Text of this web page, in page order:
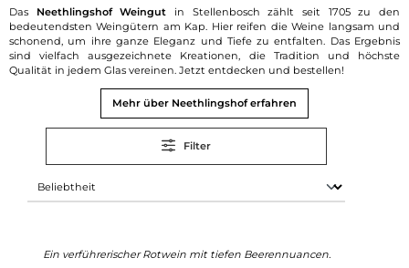
Das Neethlingshof Weingut in Stellenbosch zählt seit 1705 zu den
bedeutendsten Weingütern am Kap. Hier reifen die Weine langsam und
schonend, um ihre ganze Eleganz und Tiefe zu entfalten. Das Ergebnis
sind vielfach ausgezeichnete Kreationen, die Tradition und höchste
Qualität in jedem Glas vereinen. Jetzt entdecken und bestellen!
Mehr über Neethlingshof erfahren
Filter
Ein verführerischer Rotwein mit tiefen Beerennuancen.